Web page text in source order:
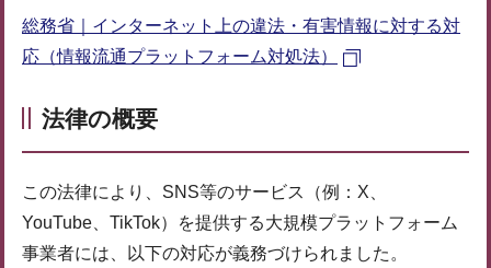
総務省｜インターネット上の違法・有害情報に対する対
応（情報流通プラットフォーム対処法）
法律の概要
この法律により、SNS等のサービス（例：X、
YouTube、TikTok）を提供する大規模プラットフォーム
事業者には、以下の対応が義務づけられました。